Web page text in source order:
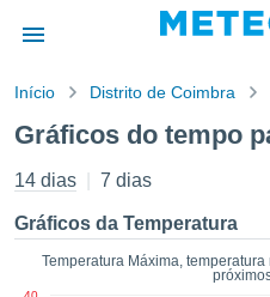
da
foi
por
para
que as
Início Distrito de Coimbra
Gráficos do tempo
14 dias 7 dias
Gráficos da Temperatura
Temperatura Máxima,